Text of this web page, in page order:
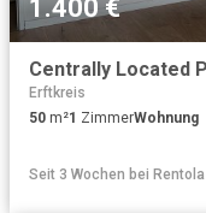
1.400 €
Erftkreis
50 m²1 ZimmerWohnung
Seit 3 Wochen bei Rentola